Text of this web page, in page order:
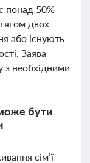
понад 50%
двох
або існують
Заява
з необхідними
бути
сім’ї